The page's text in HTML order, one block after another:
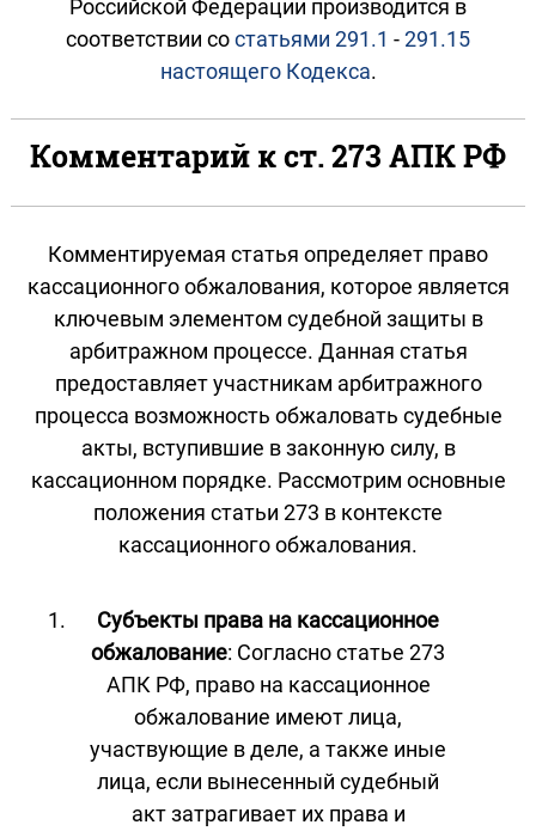
Российской Федерации производится в
соответствии состатьями 291.1 -291.15
настоящего Кодекса.
Комментарий к ст. 273 АПК РФ
Комментируемая статья определяет право
кассационного обжалования, которое является
ключевым элементом судебной защиты в
арбитражном процессе. Данная статья
предоставляет участникам арбитражного
процесса возможность обжаловать судебные
акты, вступившие в законную силу, в
кассационном порядке. Рассмотрим основные
положения статьи 273 в контексте
кассационного обжалования.
Субъекты права на кассационное
обжалование: Согласно статье 273
АПК РФ, право на кассационное
обжалование имеют лица,
участвующие в деле, а также иные
лица, если вынесенный судебный
акт затрагивает их права и